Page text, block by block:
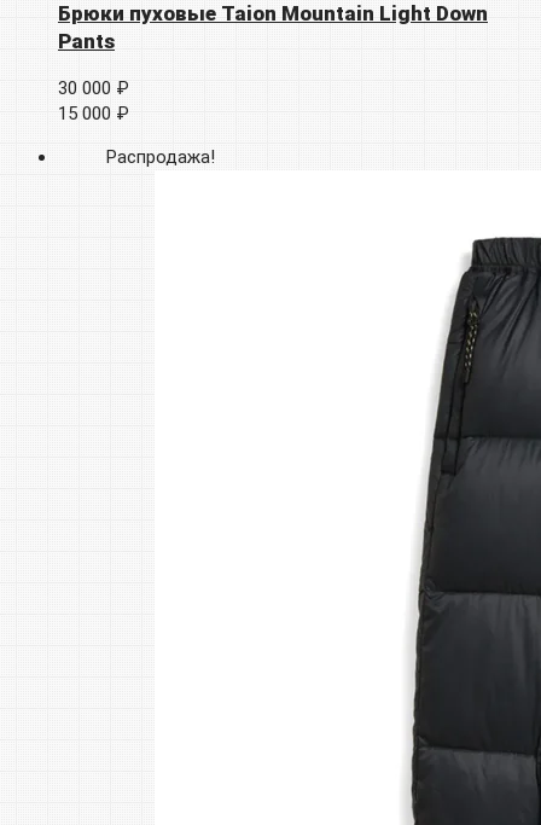
Брюки пуховые Taion Mountain Light Down
Pants
30 000 ₽
15 000 ₽
Распродажа!